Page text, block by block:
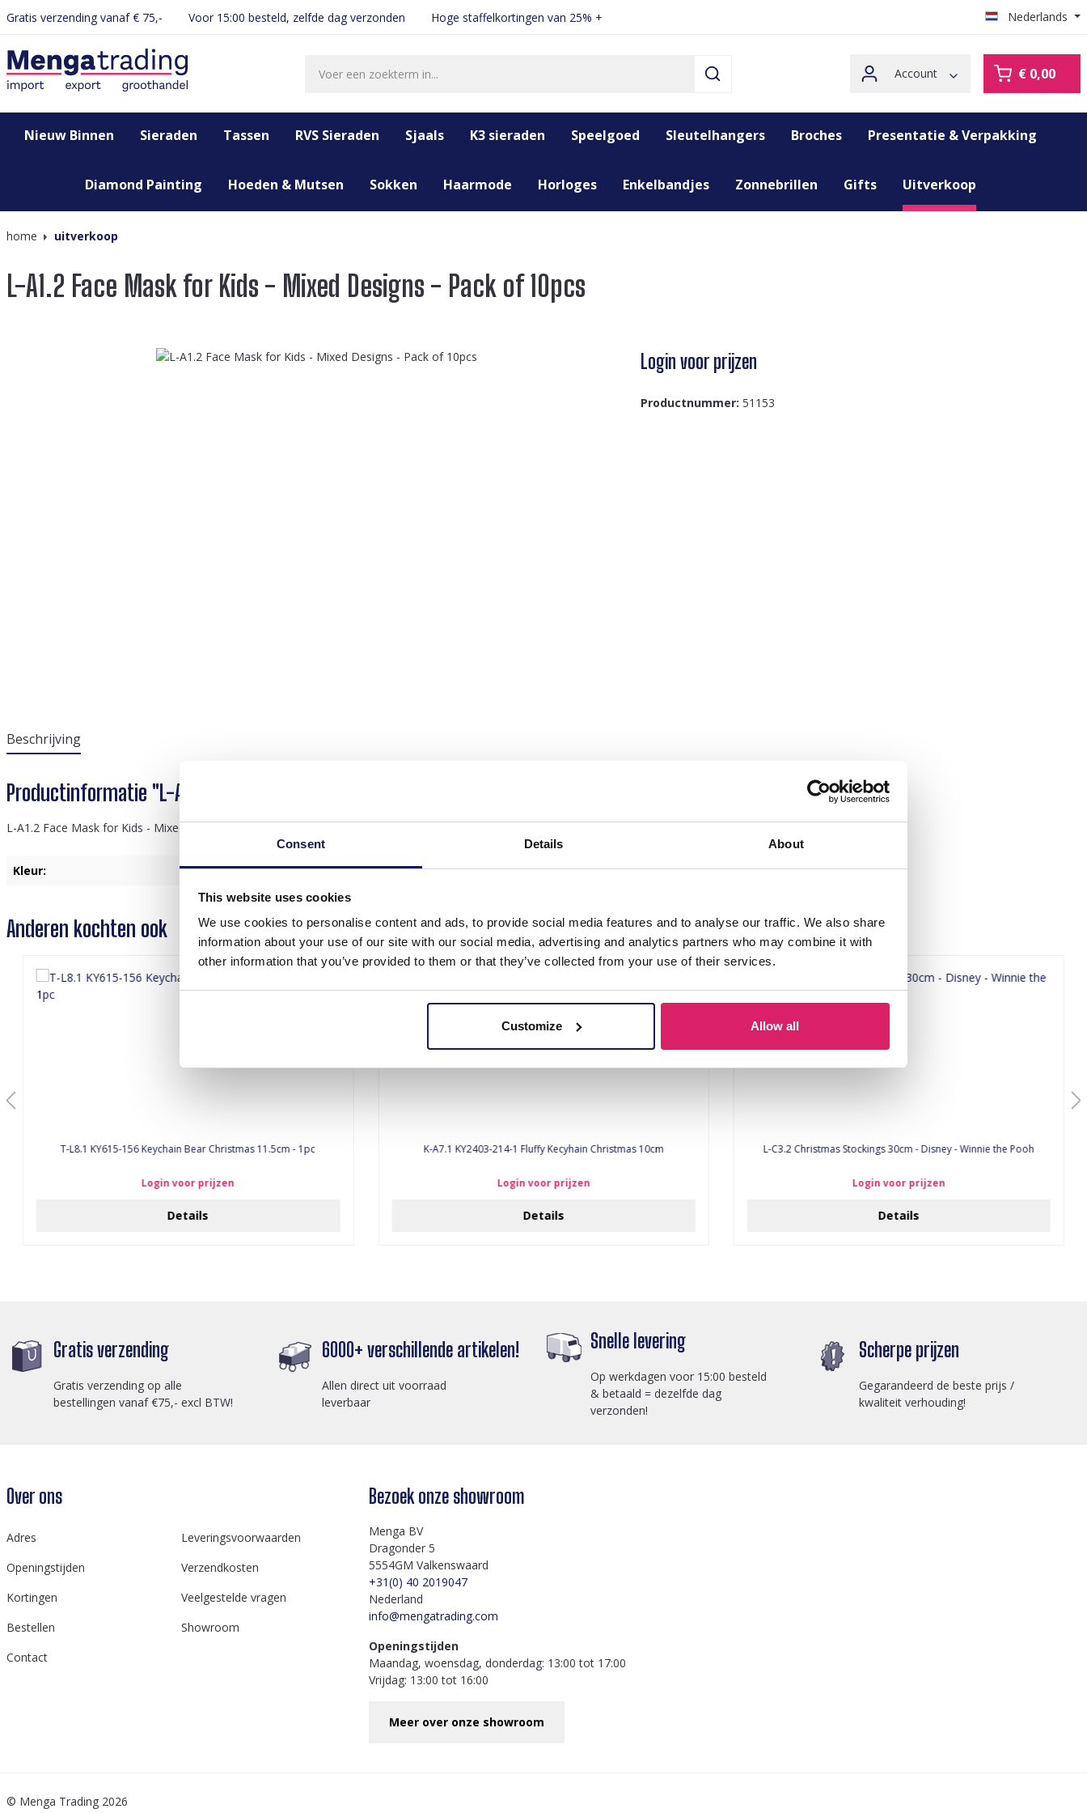
Consent Details About
This website uses cookies
We use cookies to personalise content and ads, to provide social media features and to analyse our traffic. We also share
information about your use of our site with our social media, advertising and analytics partners who may combine it with
other information that you’ve provided to them or that they’ve collected from your use of their services.
Customize Allow all
Ga naar de hoofdnavigatie
Gratis verzending vanaf € 75,- Voor 15:00 besteld, zelfde dag verzonden Hoge staffelkortingen van 25% + Nederlands
Account € 0,00
Nieuw Binnen Sieraden Tassen RVS Sieraden Sjaals K3 sieraden Speelgoed Sleutelhangers Broches Presentatie & Verpakking
Diamond Painting Hoeden & Mutsen Sokken Haarmode Horloges Enkelbandjes Zonnebrillen Gifts Uitverkoop
home uitverkoop
L-A1.2 Face Mask for Kids - Mixed Designs - Pack of 10pcs
Afbeeldingengalerij overslaan Login voor prijzen
Productnummer: 51153
Beschrijving
Productinformatie "L-A1.2 Face Mask for Kids - Mixed Designs - Pack of 10pcs"
L-A1.2 Face Mask for Kids - Mixed Designs - Pack of 10pcs
Kleur: Multi color
Anderen kochten ook
T-L8.1 KY615-156 Keychain Bear Christmas 11.5cm - 1pc
Login voor prijzen
Details
K-A7.1 KY2403-214-1 Fluffy Kecyhain Christmas 10cm
Login voor prijzen
Details
L-C3.2 Christmas Stockings 30cm - Disney - Winnie the Pooh
Login voor prijzen
Details
Gratis verzending
Gratis verzending op alle
bestellingen vanaf €75,- excl BTW!
6000+ verschillende artikelen!
Allen direct uit voorraad
leverbaar
Snelle levering
Op werkdagen voor 15:00 besteld
& betaald = dezelfde dag
verzonden!
Scherpe prijzen
Gegarandeerd de beste prijs /
kwaliteit verhouding!
Over ons
Adres
Leveringsvoorwaarden
Openingstijden
Verzendkosten
Kortingen
Veelgestelde vragen
Bestellen
Showroom
Contact
Bezoek onze showroom
Menga BV
Dragonder 5
5554GM Valkenswaard
+31(0) 40 2019047
Nederland
info@mengatrading.com
Openingstijden
Maandag, woensdag, donderdag: 13:00 tot 17:00
Vrijdag: 13:00 tot 16:00
Meer over onze showroom
© Menga Trading 2026